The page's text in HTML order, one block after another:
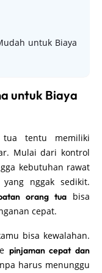
untuk Biaya
untuk Biaya
tua tentu memiliki
Mulai dari kontrol
kebutuhan rawat
nggak sedikit.
orang tua bisa
cepat.
bisa kewalahan.
pinjaman cepat dan
harus menunggu